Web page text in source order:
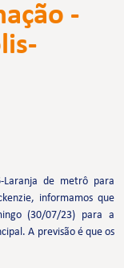
-
Laranja de metrô para
informamos que
(30/07/23) para a
A previsão é que os